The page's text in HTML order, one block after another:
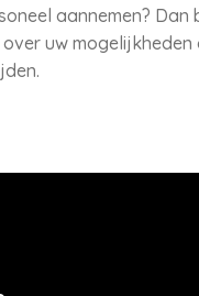
aannemen? Dan
uw mogelijkheden